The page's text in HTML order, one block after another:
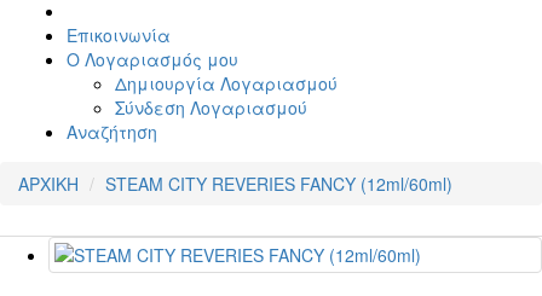
Επικοινωνία
Ο Λογαριασμός μου
Δημιουργία Λογαριασμού
Σύνδεση Λογαριασμού
Αναζήτηση
ΑΡΧΙΚΗ STEAM CITY REVERIES FANCY (12ml/60ml)